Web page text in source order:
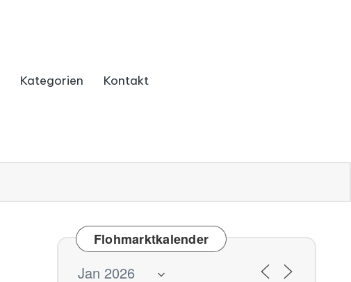
Kategorien Kontakt
Flohmarktkalender